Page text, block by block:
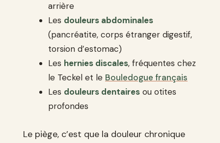
arrière
Les douleurs abdominales
(pancréatite, corps étranger digestif,
torsion d’estomac)
Les hernies discales, fréquentes chez
le Teckel et le Bouledogue français
Les douleurs dentaires ou otites
profondes
Le piège, c’est que la douleur chronique